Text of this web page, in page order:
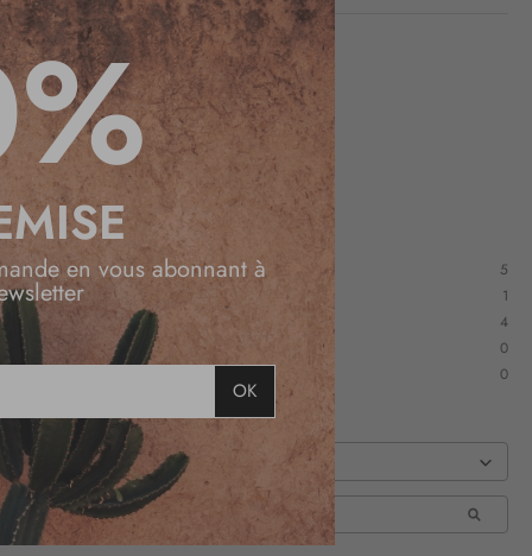
5
1
4
0
0
Fermer
en vous abonnant à
OK